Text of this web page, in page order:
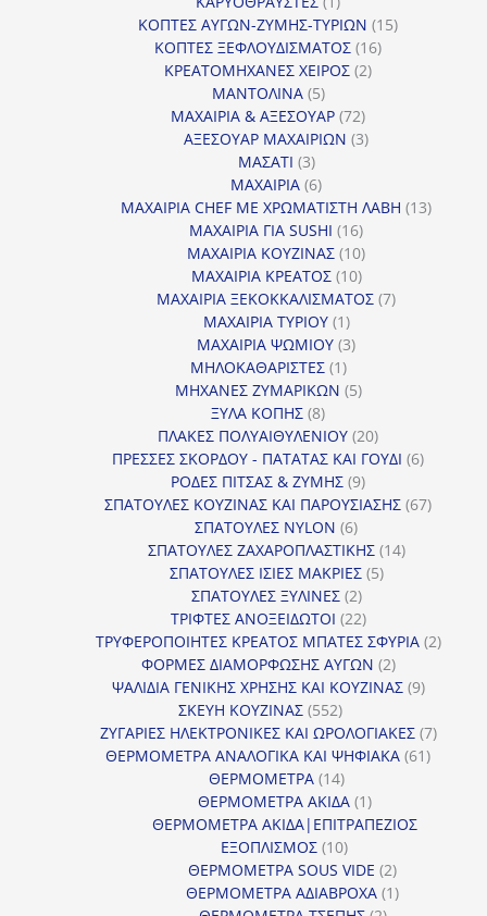
προϊόν
ΚΟΠΤΕΣ ΑΥΓΩΝ-ΖΥΜΗΣ-ΤΥΡΙΩΝ 1515
ΚΟΠΤΕΣ ΞΕΦΛΟΥΔΙΣΜΑΤΟΣ 1616
ΚΡΕΑΤΟΜΗΧΑΝΕΣ ΧΕΙΡΟΣ 22
ΜΑΝΤΟΛΙΝΑ 55
προϊόντα
ΜΑΧΑΙΡΙΑ & ΑΞΕΣΟΥΑΡ 7272
προϊόντα
ΑΞΕΣΟΥΑΡ ΜΑΧΑΙΡΙΩΝ 33
ΜΑΣΑΤΙ 33
προϊόντα
ΜΑΧΑΙΡΙΑ 66
προϊόντα
ΜΑΧΑΙΡΙΑ CHEF ΜΕ ΧΡΩΜΑΤΙΣΤΗ ΛΑΒΗ 1313
ΜΑΧΑΙΡΙΑ ΓΙΑ SUSHI 1616
προϊόντα
ΜΑΧΑΙΡΙΑ ΚΟΥΖΙΝΑΣ 1010
προϊόντα
ΜΑΧΑΙΡΙΑ ΚΡΕΑΤΟΣ 1010
προϊόντα
ΜΑΧΑΙΡΙΑ ΞΕΚΟΚΚΑΛΙΣΜΑΤΟΣ 77
ΜΑΧΑΙΡΙΑ ΤΥΡΙΟΥ 11
προϊόν
ΜΑΧΑΙΡΙΑ ΨΩΜΙΟΥ 33
ΜΗΛΟΚΑΘΑΡΙΣΤΕΣ 11
προϊόν
ΜΗΧΑΝΕΣ ΖΥΜΑΡΙΚΩΝ 55
ΞΥΛΑ ΚΟΠΗΣ 88
προϊόντα
ΠΛΑΚΕΣ ΠΟΛΥΑΙΘΥΛΕΝΙΟΥ 2020
προϊόντα
ΠΡΕΣΣΕΣ ΣΚΟΡΔΟΥ - ΠΑΤΑΤΑΣ ΚΑΙ ΓΟΥΔΙ 66
ΡΟΔΕΣ ΠΙΤΣΑΣ & ΖΥΜΗΣ 99
προϊόντα
ΣΠΑΤΟΥΛΕΣ ΚΟΥΖΙΝΑΣ ΚΑΙ ΠΑΡΟΥΣΙΑΣΗΣ 6767
ΣΠΑΤΟΥΛΕΣ NYLON 66
προϊόντα
ΣΠΑΤΟΥΛΕΣ ΖΑΧΑΡΟΠΛΑΣΤΙΚΗΣ 1414
ΣΠΑΤΟΥΛΕΣ ΙΣΙΕΣ ΜΑΚΡΙΕΣ 55
ΣΠΑΤΟΥΛΕΣ ΞΥΛΙΝΕΣ 22
προϊόντα
ΤΡΙΦΤΕΣ ΑΝΟΞΕΙΔΩΤΟΙ 2222
προϊόντα
ΤΡΥΦΕΡΟΠΟΙΗΤΕΣ ΚΡΕΑΤΟΣ ΜΠΑΤΕΣ ΣΦΥΡΙΑ 22
ΦΟΡΜΕΣ ΔΙΑΜΟΡΦΩΣΗΣ ΑΥΓΩΝ 22
προϊόντα
ΨΑΛΙΔΙΑ ΓΕΝΙΚΗΣ ΧΡΗΣΗΣ ΚΑΙ ΚΟΥΖΙΝΑΣ 99
ΣΚΕΥΗ ΚΟΥΖΙΝΑΣ 552552
προϊόντα
ΖΥΓΑΡΙΕΣ ΗΛΕΚΤΡΟΝΙΚΕΣ ΚΑΙ ΩΡΟΛΟΓΙΑΚΕΣ 77
ΘΕΡΜΟΜΕΤΡΑ ΑΝΑΛΟΓΙΚΑ ΚΑΙ ΨΗΦΙΑΚΑ 6161
ΘΕΡΜΟΜΕΤΡΑ 1414
προϊόντα
ΘΕΡΜΟΜΕΤΡΑ ΑΚΙΔΑ 11
προϊόν
ΘΕΡΜΟΜΕΤΡΑ ΑΚΙΔΑ|ΕΠΙΤΡΑΠΕΖΙΟΣ
ΕΞΟΠΛΙΣΜΟΣ 1010
προϊόντα
ΘΕΡΜΟΜΕΤΡΑ SOUS VIDE 22
προϊόντα
ΘΕΡΜΟΜΕΤΡΑ ΑΔΙΑΒΡΟΧΑ 11